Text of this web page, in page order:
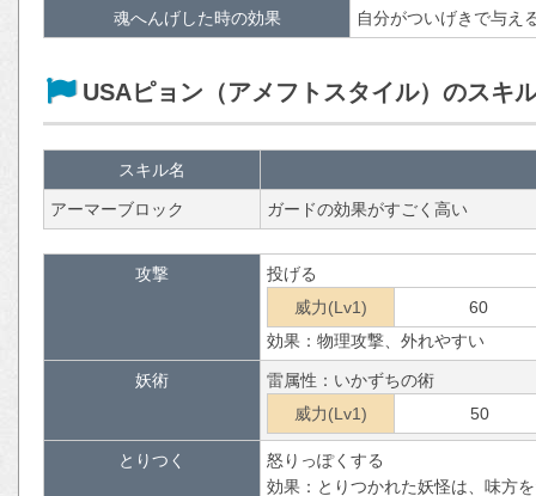
魂へんげした時の効果 自分がついげきで与え
USAピョン（アメフトスタイル）のスキ
スキル名
アーマーブロック ガードの効果がすごく高い
攻撃
投げる
威力(Lv1)
60
効果：物理攻撃、外れやすい
妖術
雷属性：いかずちの術
威力(Lv1)
50
とりつく
怒りっぽくする
効果：とりつかれた妖怪は、味方